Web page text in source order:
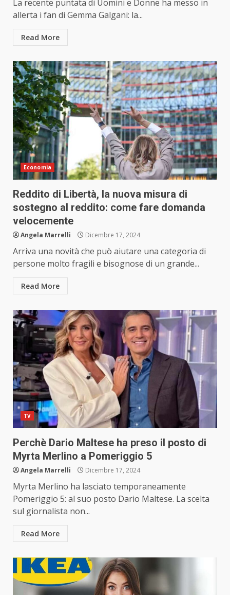
La recente puntata di Uomini e Donne ha messo in
allerta i fan di Gemma Galgani: la...
Read More
Economia
Reddito di Libertà, la nuova misura di
sostegno al reddito: come fare domanda
velocemente
Angela Marrelli Dicembre 17, 2024
Arriva una novità che può aiutare una categoria di
persone molto fragili e bisognose di un grande...
Read More
TV
Perchè Dario Maltese ha preso il posto di
Myrta Merlino a Pomeriggio 5
Angela Marrelli Dicembre 17, 2024
Myrta Merlino ha lasciato temporaneamente
Pomeriggio 5: al suo posto Dario Maltese. La scelta
sul giornalista non...
Read More